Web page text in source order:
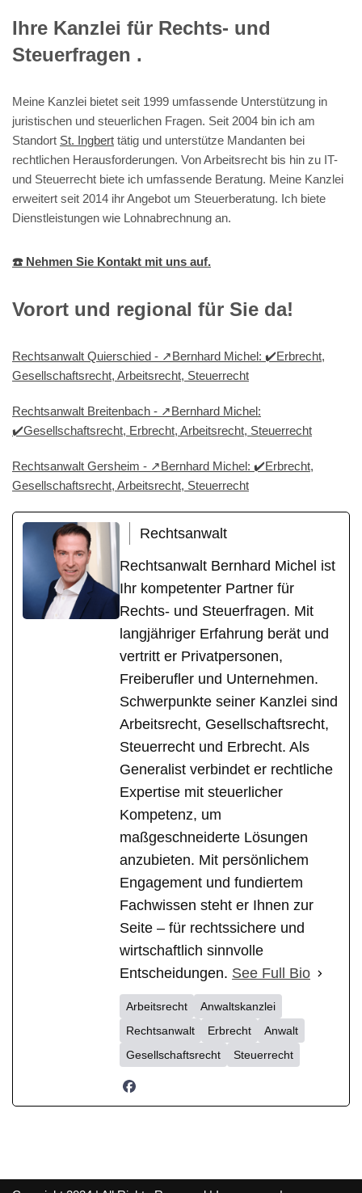
Ihre Kanzlei für Rechts- und
Steuerfragen .
Meine Kanzlei bietet seit 1999 umfassende Unterstützung in
juristischen und steuerlichen Fragen. Seit 2004 bin ich am
Standort St. Ingbert tätig und unterstütze Mandanten bei
rechtlichen Herausforderungen. Von Arbeitsrecht bis hin zu IT-
und Steuerrecht biete ich umfassende Beratung. Meine Kanzlei
erweitert seit 2014 ihr Angebot um Steuerberatung. Ich biete
Dienstleistungen wie Lohnabrechnung an.
☎️ Nehmen Sie Kontakt mit uns auf.
Vorort und regional für Sie da!
Rechtsanwalt Quierschied - ↗️Bernhard Michel: ✔️Erbrecht,
Gesellschaftsrecht, Arbeitsrecht, Steuerrecht
Rechtsanwalt Breitenbach - ↗️Bernhard Michel:
✔️Gesellschaftsrecht, Erbrecht, Arbeitsrecht, Steuerrecht
Rechtsanwalt Gersheim - ↗️Bernhard Michel: ✔️Erbrecht,
Gesellschaftsrecht, Arbeitsrecht, Steuerrecht
Rechtsanwalt
Rechtsanwalt Bernhard Michel ist
Ihr kompetenter Partner für
Rechts- und Steuerfragen. Mit
langjähriger Erfahrung berät und
vertritt er Privatpersonen,
Freiberufler und Unternehmen.
Schwerpunkte seiner Kanzlei sind
Arbeitsrecht, Gesellschaftsrecht,
Steuerrecht und Erbrecht. Als
Generalist verbindet er rechtliche
Expertise mit steuerlicher
Kompetenz, um
maßgeschneiderte Lösungen
anzubieten. Mit persönlichem
Engagement und fundiertem
Fachwissen steht er Ihnen zur
Seite – für rechtssichere und
wirtschaftlich sinnvolle
Entscheidungen. See Full Bio
Arbeitsrecht
Anwaltskanzlei
Rechtsanwalt
Erbrecht
Anwalt
Gesellschaftsrecht
Steuerrecht